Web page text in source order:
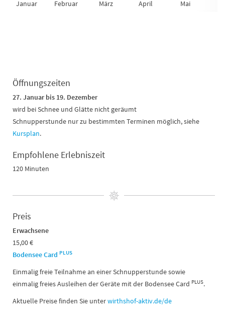
Januar Februar März April Mai
Öffnungszeiten
27. Januar bis 19. Dezember
wird bei Schnee und Glätte nicht geräumt
Schnupperstunde nur zu bestimmten Terminen möglich, siehe
Kursplan.
Empfohlene Erlebniszeit
120 Minuten
Preis
Erwachsene
15,00 €
Bodensee Card PLUS
Einmalig freie Teilnahme an einer Schnupperstunde sowie
einmalig freies Ausleihen der Geräte mit der Bodensee Card PLUS.
Aktuelle Preise finden Sie unterwirthshof-aktiv.de/de